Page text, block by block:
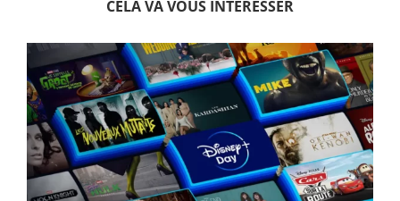
CELA VA VOUS INTERESSER